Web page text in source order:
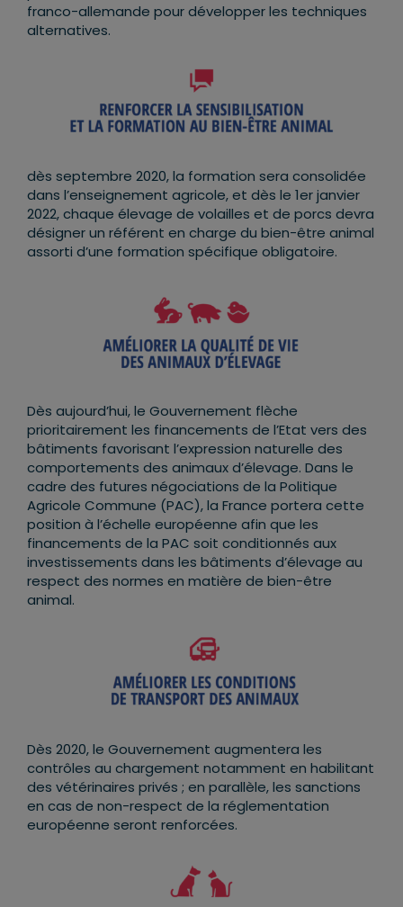
franco-allemande pour développer les techniques
alternatives.
dès septembre 2020, la formation sera consolidée
dans l’enseignement agricole, et dès le 1er janvier
2022, chaque élevage de volailles et de porcs devra
désigner un référent en charge du bien-être animal
assorti d’une formation spécifique obligatoire.
Dès aujourd’hui, le Gouvernement flèche
prioritairement les financements de l’Etat vers des
bâtiments favorisant l’expression naturelle des
comportements des animaux d’élevage. Dans le
cadre des futures négociations de la Politique
Agricole Commune (PAC), la France portera cette
position à l’échelle européenne afin que les
financements de la PAC soit conditionnés aux
investissements dans les bâtiments d’élevage au
respect des normes en matière de bien-être
animal.
Dès 2020, le Gouvernement augmentera les
contrôles au chargement notamment en habilitant
des vétérinaires privés ; en parallèle, les sanctions
en cas de non-respect de la réglementation
européenne seront renforcées.